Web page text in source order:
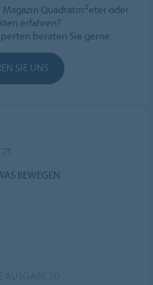
Quadratm 2eter oder
erfahren?
beraten Sie gerne.
SIE UNS
BEWEGEN